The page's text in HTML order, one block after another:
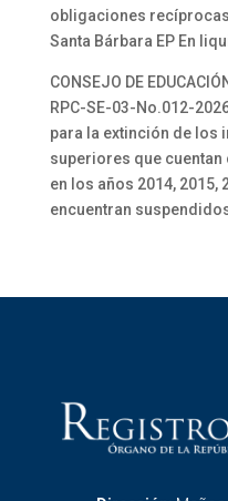
obligaciones recíprocas
Santa Bárbara EP En
CONSEJO DE
RPC-SE-03-No.012-
para la extinción de los
superiores que
en los años 2014, 2015,
encuentran